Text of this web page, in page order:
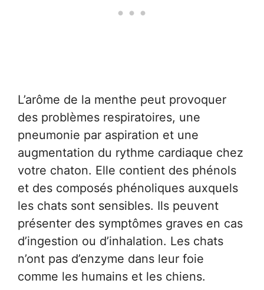
L’arôme de la menthe peut provoquer
des problèmes respiratoires, une
pneumonie par aspiration et une
augmentation du rythme cardiaque chez
votre chaton. Elle contient des phénols
et des composés phénoliques auxquels
les chats sont sensibles. Ils peuvent
présenter des symptômes graves en cas
d’ingestion ou d’inhalation. Les chats
n’ont pas d’enzyme dans leur foie
comme les humains et les chiens.